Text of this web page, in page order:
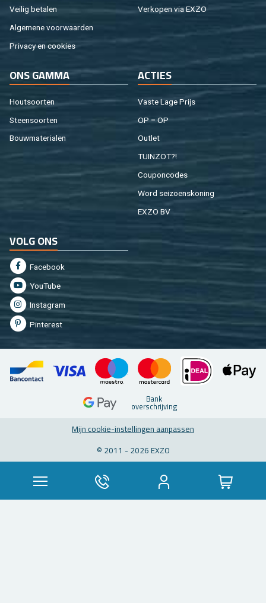
Vei­lig be­ta­len
Al­ge­me­ne voor­waar­den
Pri­va­cy en coo­kies
Ver­ko­pen via EXZO
ONS GAMMA
Hout­soor­ten
Steen­soor­ten
Bouw­ma­te­ri­a­len
AC­TIES
Vaste Lage Prijs
OP = OP
Out­let
TUIN­ZOT?!
Cou­pon­co­des
Word sei­zoens­ko­ning
EXZO BV
VOLG ONS
Fa­cebook
You­Tu­be
In­st­agram
Pin­te­rest
Bank
over­schrij­ving
Mijn coo­kie-in­stel­lin­gen aan­pas­sen
© 2011 - 2026 EXZO